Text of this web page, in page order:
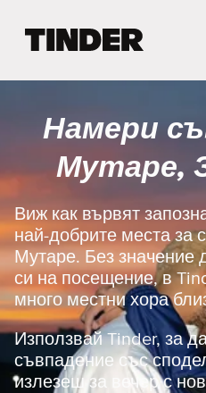
r
а
а
л
о
Намери
Мутаре,
Виж как вървят
най-добрите места за
Мутаре. Без значение
си на посещение, в
много местни хора
Използвай Tinder, за
съвпадение със
излезеш за вечер с